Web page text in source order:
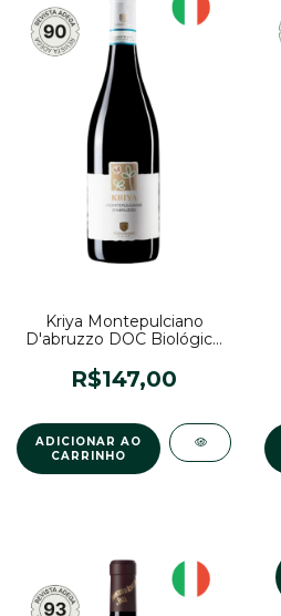
Kriya Montepulciano
D'abruzzo DOC Biológico
R$147,00